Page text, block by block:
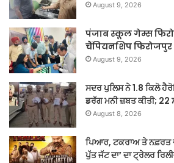
August 9, 2026
पंजाब स्कूल गेम्स
चैंपियनशिप
August 9, 2026
ਸਦਰ ਪੁਲਿਸ ਨੇ 1.8 ਕਿਲੋ
ਡਰੱਗ ਮਨੀ ਜ਼ਬਤ ਕੀਤੀ; 22
August 8, 2026
ਪਿਆਰ, ਟਕਰਾਅ ਤੇ ਨਫ਼ਰਤ
ਪੁੱਤ ਜੱਟ ਦਾ’ ਦਾ ਟ੍ਰੇਲਰ